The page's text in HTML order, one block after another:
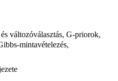
változóválasztás, G-priorok,
mintavételezés,